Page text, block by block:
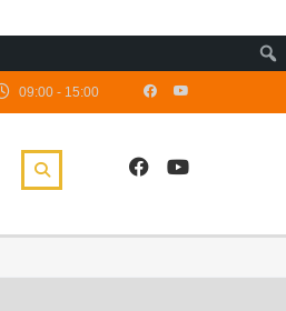
09:00 - 15:00